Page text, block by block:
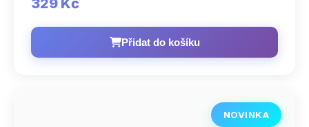
329 Kč
Přidat do košíku
NOVINKA